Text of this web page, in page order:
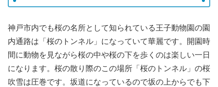
神戸市内でも桜の名所として知られている王子動物園の園
内通路は「桜のトンネル」になっていて華麗です。開園時
間に動物を見ながら桜の中や桜の下を歩くのは楽しい一日
になります。桜の散り際のこの場所「桜のトンネル」の桜
吹雪は圧巻です。坂道になっているので坂の上からでも下